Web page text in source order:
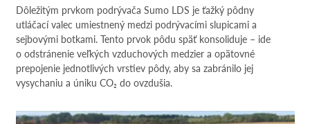
Dôležitým prvkom podrývača Sumo LDS je ťažký pôdny
utláčací valec umiestnený medzi podrývacími slupicami a
sejbovými botkami. Tento prvok pôdu späť konsoliduje – ide
o odstránenie veľkých vzduchových medzier a opätovné
prepojenie jednotlivých vrstiev pôdy, aby sa zabránilo jej
vysychaniu a úniku CO₂ do ovzdušia.